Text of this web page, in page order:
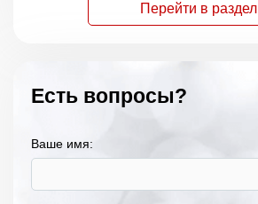
Перейти в раздел
Есть вопросы?
Ваше имя: